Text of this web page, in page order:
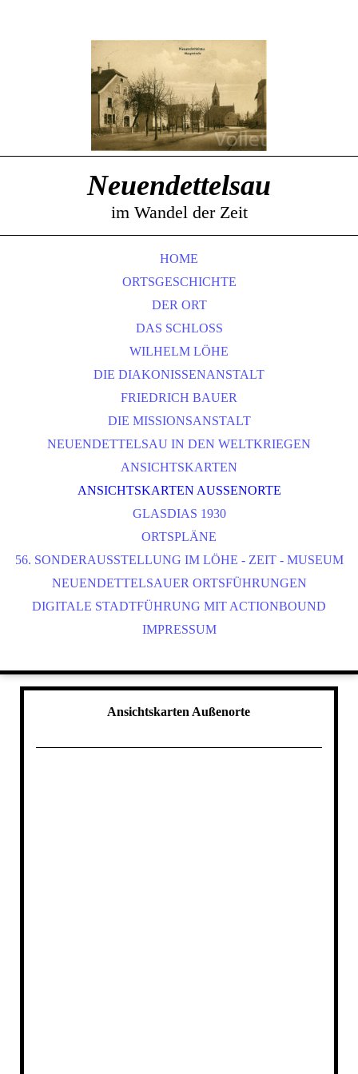
Neuendettelsau
im Wandel der Zeit
HOME
ORTSGESCHICHTE
DER ORT
DAS SCHLOSS
WILHELM LÖHE
DIE DIAKONISSENANSTALT
FRIEDRICH BAUER
DIE MISSIONSANSTALT
NEUENDETTELSAU IN DEN WELTKRIEGEN
ANSICHTSKARTEN
ANSICHTSKARTEN AUSSENORTE
GLASDIAS 1930
ORTSPLÄNE
56. SONDERAUSSTELLUNG IM LÖHE - ZEIT - MUSEUM
NEUENDETTELSAUER ORTSFÜHRUNGEN
DIGITALE STADTFÜHRUNG MIT ACTIONBOUND
IMPRESSUM
Ansichtskarten Außenorte